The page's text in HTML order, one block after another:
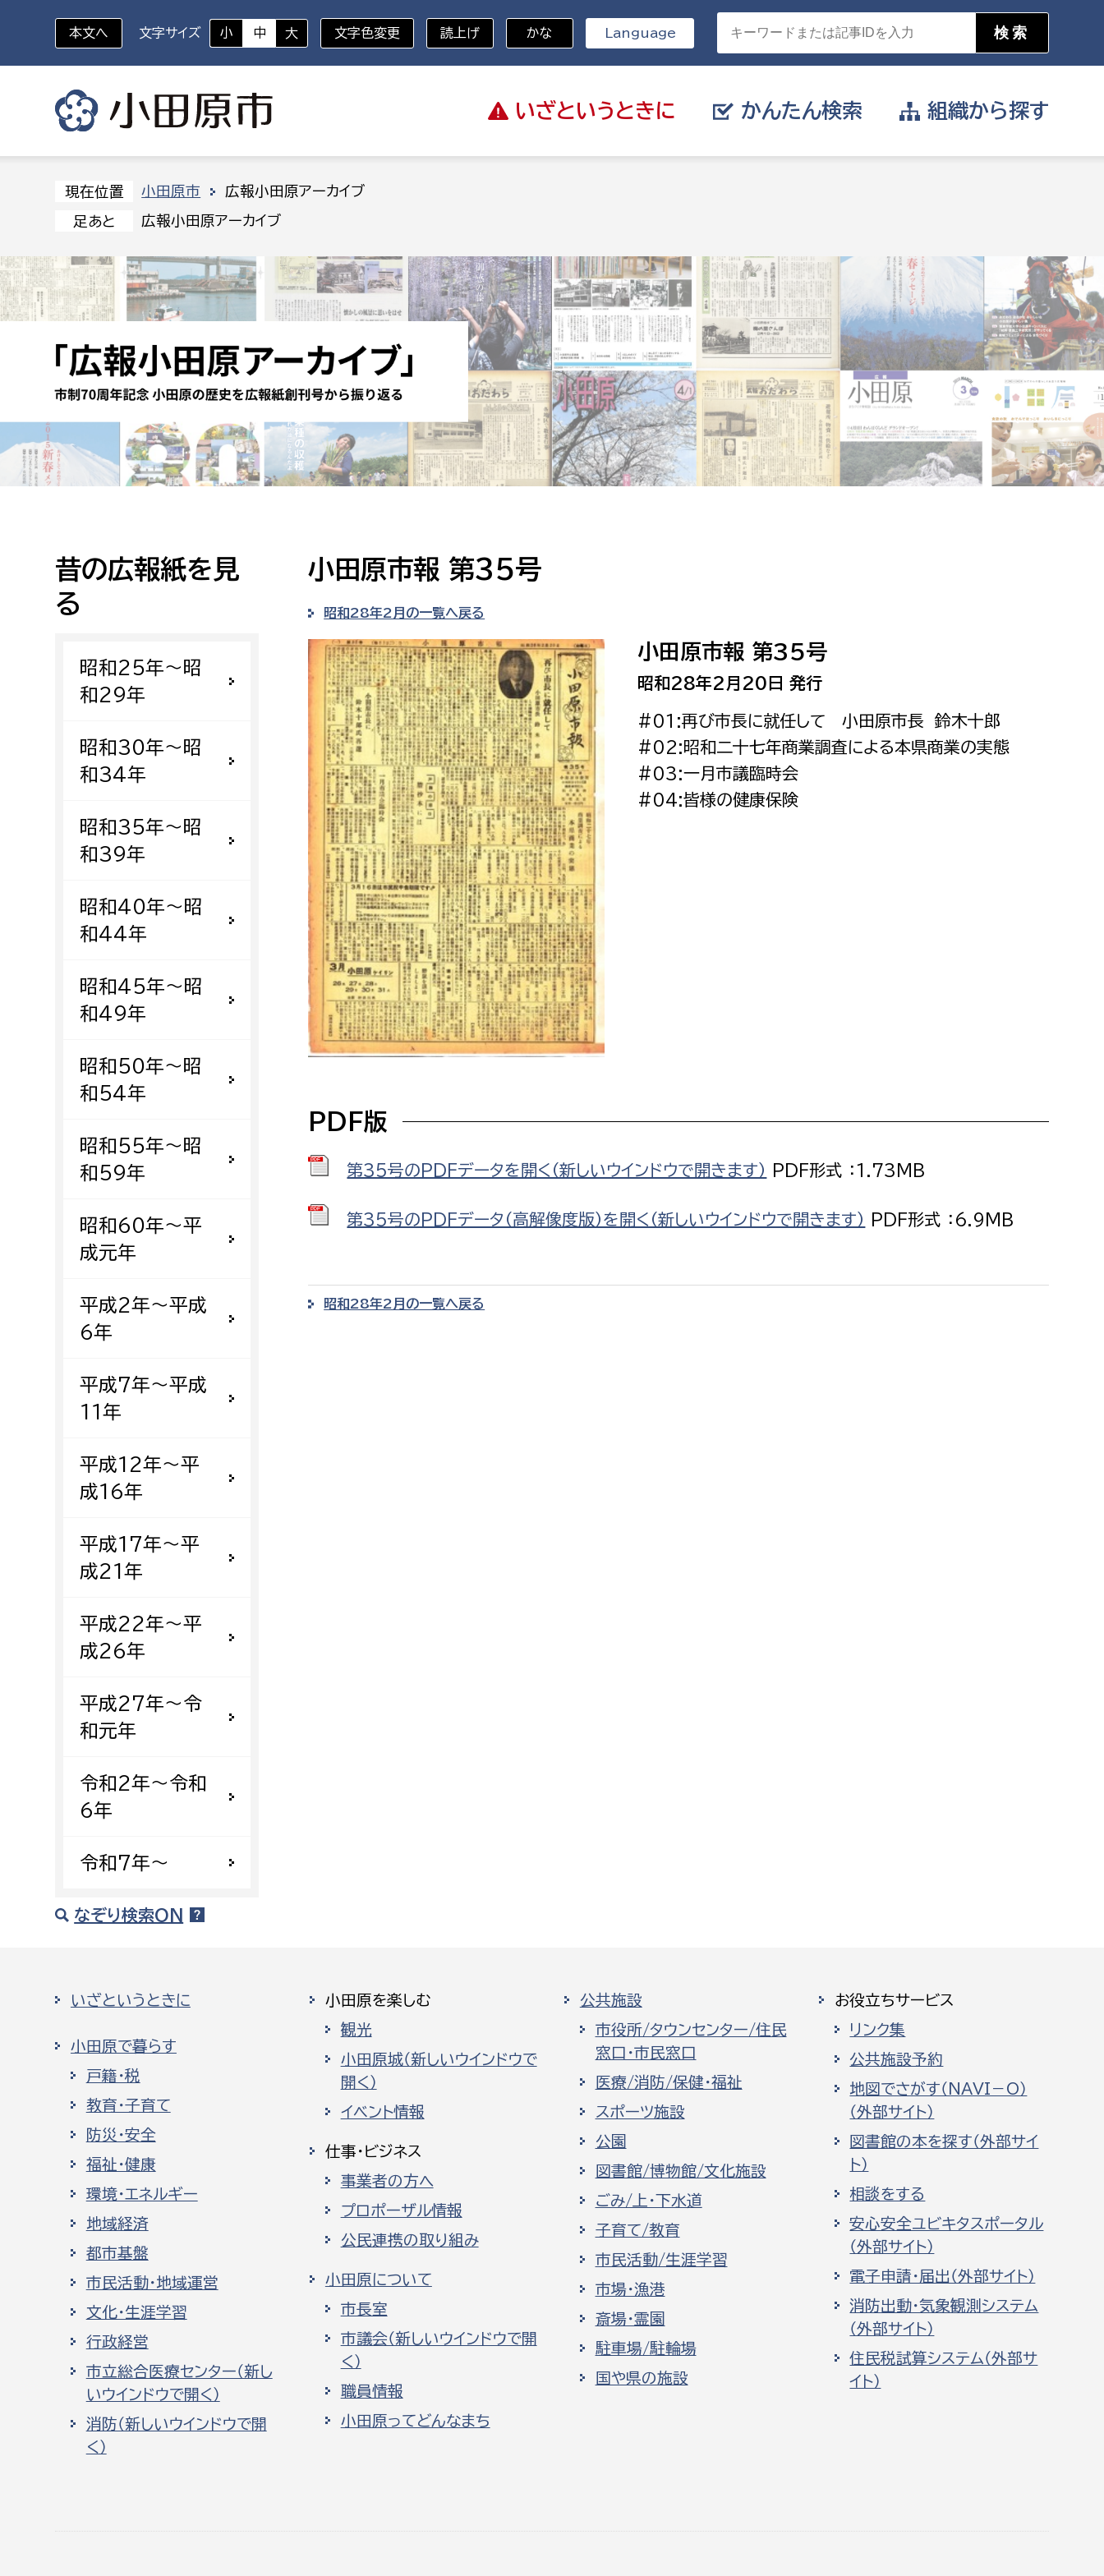
いざと いうときに
いざというときに
休日救急外来 防災・ハザードマップ 避難場所 消防
かんたん検索
対象者を選択
幼稚園児・保育園児
高校生・大学生など
障がい者
事業者
求職者
外国人
ペット
税
教育・子育て
防災・安全
福祉・健康
環境・エネルギー
都市基盤
市民活動・地域づくり
行政経営
観光
消防
病院
市議会
届け出や申請をしたい
証明書がほしい
相談をしたい
支払いをしたい
働きたい
まちづくりに関わりたい
組織から探す
組織から探す
部に属さない室
秘書室
広報広聴室
企画政策課
財政課
デジタル推進課
総務課
職員課
財産管理課
契約検査課
市税総務課
市民税課
資産税課
事業課
市民部
地域安全課
人権・男女共同参画課
戸籍住民課
防災部 文化部
スポーツ課
小田原城総合管理事務所
環境部
福祉健康部
福祉政策課
生活援護課
障がい福祉課
保険課
健康づくり課
子ども若者部
子ども政策課
子ども若者支援課
保育課
経済部
産業政策課
観光課
農政課
水産海浜課
都市部
都市政策課
建設部
建設政策課
国県事業推進課
道水路整備課
みどり公園課
会計管理者
出納室
市立総合医療センター
患者サポートセンター
病院管理局：経営管理課
病院管理局：施設用度課
消防課
警防第2課
上下水道局
経営総務課
水道整備課
下水道整備課
浄水管理課
教育部
保健給食課
選挙管理委員会事務局 監査事務局
農業委員会事務局
農業委員会事務局
本文へ 文字サイズ 小 中 大 文字色変更 読上げ かな Language
現在位置 小田原市 広報小田原アーカイブ
足あと 広報小田原アーカイブ
昔の広報紙を見
る
昭和25年〜昭
和29年
昭和30年〜昭
和34年
昭和35年〜昭
和39年
昭和40年〜昭
和44年
昭和45年〜昭
和49年
昭和50年〜昭
和54年
昭和55年〜昭
和59年
昭和60年〜平
成元年
平成2年〜平成
6年
平成7年〜平成
11年
平成12年〜平
成16年
平成17年〜平
成21年
平成22年〜平
成26年
平成27年〜令
和元年
令和2年〜令和
6年
令和7年〜
小田原市報 第35号
昭和28年2月の一覧へ戻る
小田原市報 第35号
昭和28年2月20日 発行
#01:再び市長に就任して 小田原市長 鈴木十郎
#02:昭和二十七年商業調査による本県商業の実態
#03:一月市議臨時会
#04:皆様の健康保険
PDF版
第35号のPDFデータを開く（新しいウインドウで開きます） PDF形式 ：1.73MB
第35号のPDFデータ（高解像度版）を開く（新しいウインドウで開きます） PDF形式 ：6.9MB
昭和28年2月の一覧へ戻る
なぞり検索ON
いざというときに
小田原で暮らす
戸籍・税
教育・子育て
防災・安全
福祉・健康
環境・エネルギー
地域経済
都市基盤
市民活動・地域運営
文化・生涯学習
行政経営
市立総合医療センター（新し
いウインドウで開く）
消防（新しいウインドウで開
く）
小田原を楽しむ
観光
小田原城（新しいウインドウで
開く）
イベント情報
仕事・ビジネス
事業者の方へ
プロポーザル情報
公民連携の取り組み
小田原について
市長室
市議会（新しいウインドウで開
く）
職員情報
小田原ってどんなまち
公共施設
市役所/タウンセンター/住民
窓口・市民窓口
医療/消防/保健・福祉
スポーツ施設
公園
図書館/博物館/文化施設
ごみ/上・下水道
子育て/教育
市民活動/生涯学習
市場・漁港
斎場・霊園
駐車場/駐輪場
国や県の施設
お役立ちサービス
リンク集
公共施設予約
地図でさがす（NAVI－O）
（外部サイト）
図書館の本を探す（外部サイ
ト）
相談をする
安心安全ユビキタスポータル
（外部サイト）
電子申請・届出（外部サイト）
消防出動・気象観測システム
（外部サイト）
住民税試算システム（外部サ
イト）